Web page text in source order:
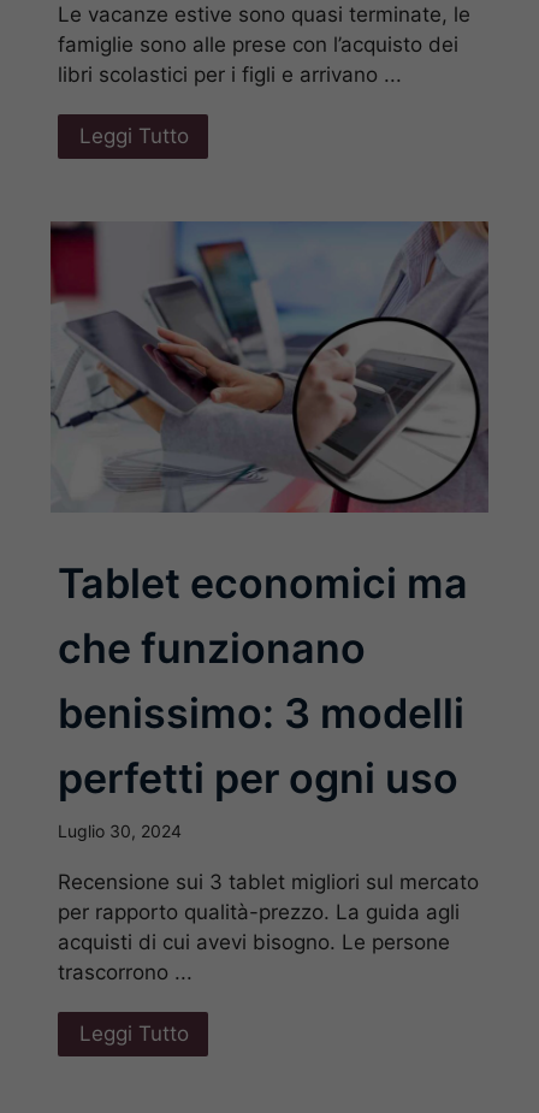
Le vacanze estive sono quasi terminate, le
famiglie sono alle prese con l’acquisto dei
libri scolastici per i figli e arrivano ...
Leggi Tutto
Tablet economici ma
che funzionano
benissimo: 3 modelli
perfetti per ogni uso
Luglio 30, 2024
Recensione sui 3 tablet migliori sul mercato
per rapporto qualità-prezzo. La guida agli
acquisti di cui avevi bisogno. Le persone
trascorrono ...
Leggi Tutto